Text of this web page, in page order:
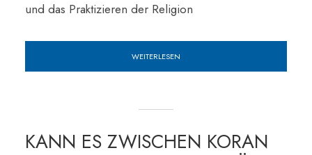
und das Praktizieren der Religion
WEITERLESEN
KANN ES ZWISCHEN KORAN